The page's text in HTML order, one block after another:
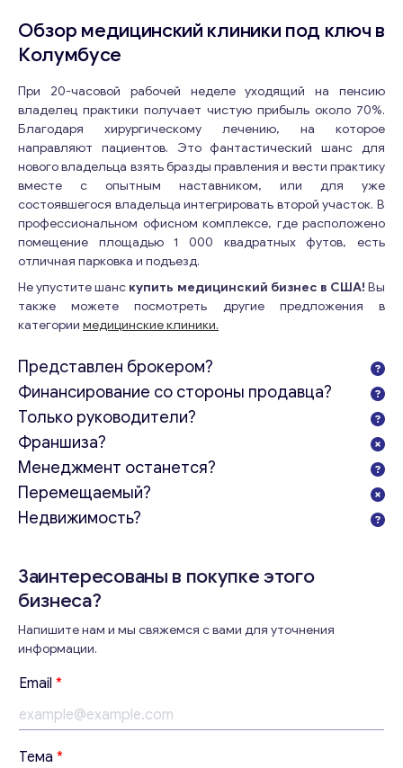
Обзор медицинский клиники под ключ в
Колумбусе
При 20-часовой рабочей неделе уходящий на пенсию
владелец практики получает чистую прибыль около 70%.
Благодаря хирургическому лечению, на которое
направляют пациентов. Это фантастический шанс для
нового владельца взять бразды правления и вести практику
вместе с опытным наставником, или для уже
состоявшегося владельца интегрировать второй участок. В
профессиональном офисном комплексе, где расположено
помещение площадью 1 000 квадратных футов, есть
отличная парковка и подъезд.
Не упустите шанс купить медицинский бизнес в США! Вы
также можете посмотреть другие предложения в
категории медицинские клиники.
Представлен брокером?
Финансирование со стороны продавца?
Только руководители?
Франшиза?
Менеджмент останется?
Перемещаемый?
Недвижимость?
Заинтересованы в покупке этого
бизнеса?
Напишите нам и мы свяжемся с вами для уточнения
информации.
Email *
*
Тема *